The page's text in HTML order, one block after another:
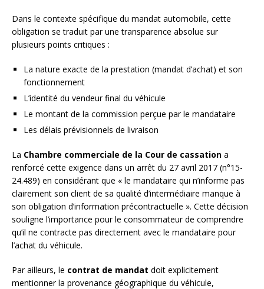
Dans le contexte spécifique du mandat automobile, cette
obligation se traduit par une transparence absolue sur
plusieurs points critiques :
La nature exacte de la prestation (mandat d’achat) et son
fonctionnement
L’identité du vendeur final du véhicule
Le montant de la commission perçue par le mandataire
Les délais prévisionnels de livraison
La Chambre commerciale de la Cour de cassation a
renforcé cette exigence dans un arrêt du 27 avril 2017 (n°15-
24.489) en considérant que « le mandataire qui n’informe pas
clairement son client de sa qualité d’intermédiaire manque à
son obligation d’information précontractuelle ». Cette décision
souligne l’importance pour le consommateur de comprendre
qu’il ne contracte pas directement avec le mandataire pour
l’achat du véhicule.
Par ailleurs, le contrat de mandat doit explicitement
mentionner la provenance géographique du véhicule,